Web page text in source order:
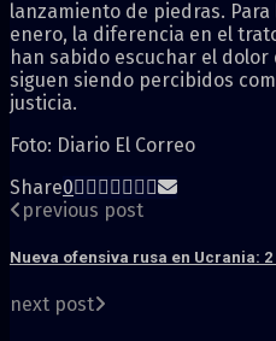
lanzamiento de piedras.
enero, la diferencia en el
han sabido escuchar el
siguen siendo percibidos
justicia.
Foto: Diario El Correo
Share0
previous post
Nueva ofensiva rusa en Ucrania:
next post